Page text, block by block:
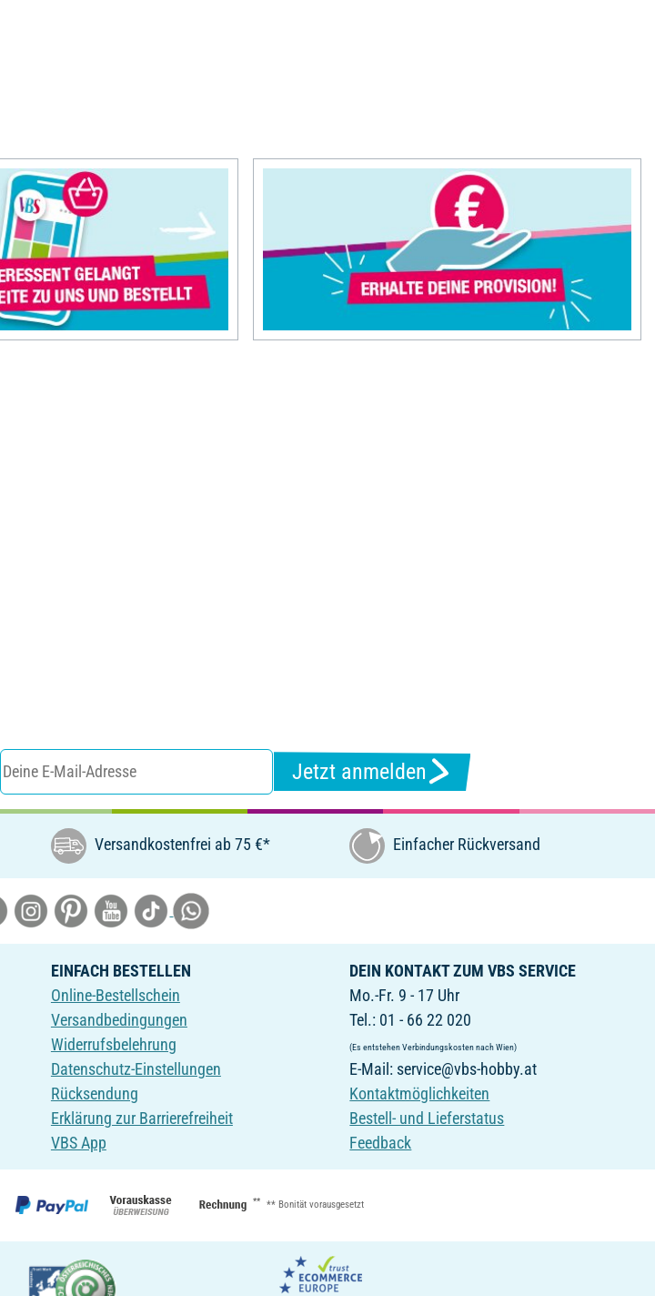
Jetzt anmelden
Versandkostenfrei ab 75 €* Einfacher Rückversand
EINFACH BESTELLEN
Online-Bestellschein
Versandbedingungen
Widerrufsbelehrung
Datenschutz-Einstellungen
Rücksendung
Erklärung zur Barrierefreiheit
VBS App
DEIN KONTAKT ZUM VBS SERVICE
Mo.-Fr. 9 - 17 Uhr
Tel.: 01 - 66 22 020
(Es entstehen Verbindungskosten nach Wien)
E-Mail: service@vbs-hobby.at
Kontaktmöglichkeiten
Bestell- und Lieferstatus
Feedback
** ** Bonität vorausgesetzt